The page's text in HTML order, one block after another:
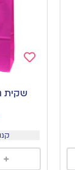
wishlist
שקית
קנו 15 ב 2.9 שח
+